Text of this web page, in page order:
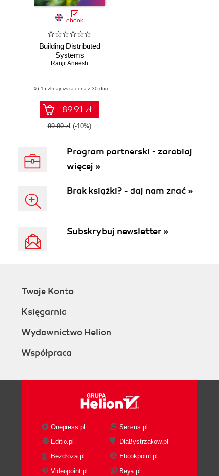
ebook
Building Distributed
Systems
Ranjit Aneesh
(46,15 zł najniższa cena z 30 dni)
89.91 zł
99.90 zł (-10%)
Program partnerski - zarabiaj
więcej »
Brak książki? - daj nam znać »
Subskrybuj newsletter »
Twoje Konto
Księgarnia
Wydawnictwo Helion
Współpraca
Onepress.pl
Sensus.pl
Editio.pl
DlaBystrzakow.pl
Bezdroza.pl
Ebookpoint.pl
Videopoint.pl
Beya.pl